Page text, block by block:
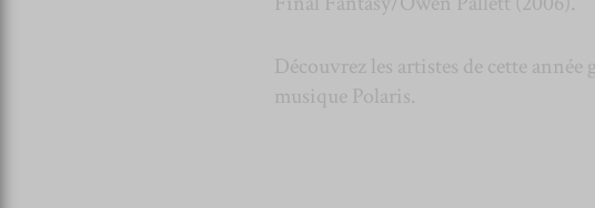
Découvrez les artistes de cette
musique Polaris.